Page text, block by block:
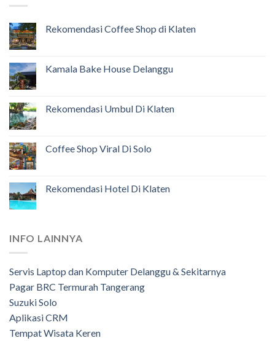
Rekomendasi Coffee Shop di Klaten
Kamala Bake House Delanggu
Rekomendasi Umbul Di Klaten
Coffee Shop Viral Di Solo
Rekomendasi Hotel Di Klaten
INFO LAINNYA
Servis Laptop dan Komputer Delanggu & Sekitarnya
Pagar BRC Termurah Tangerang
Suzuki Solo
Aplikasi CRM
Tempat Wisata Keren